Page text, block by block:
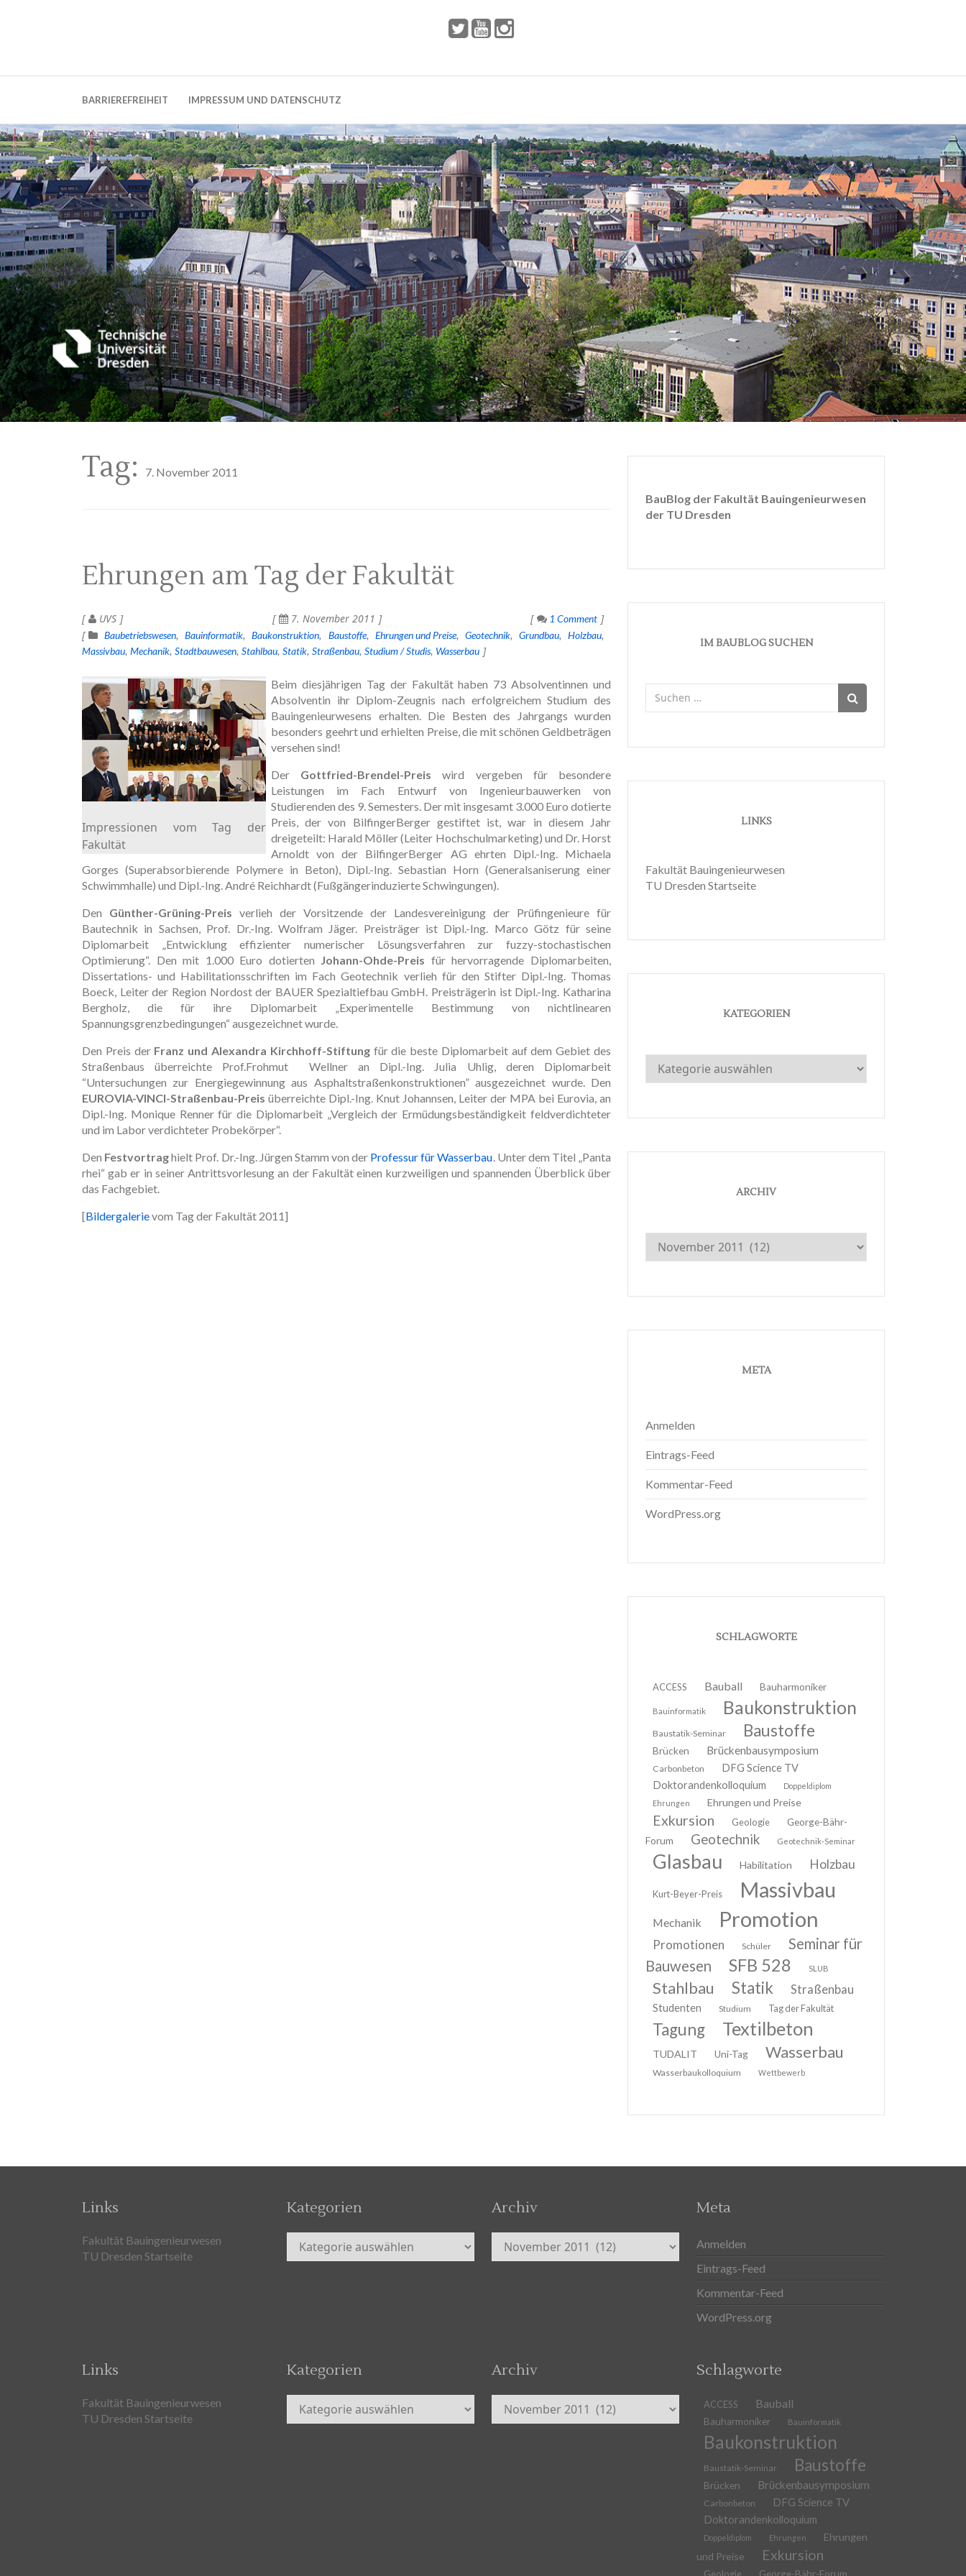
BARRIEREFREIHEIT IMPRESSUM UND DATENSCHUTZ
Tag: 7. November 2011
Ehrungen am Tag der Fakultät
UVS 7. November 2011
1 Comment
Baubetriebswesen
Bauinformatik Baukonstruktion Baustoffe Ehrungen und Preise Geotechnik Grundbau
Holzbau
Massivbau Mechanik Stadtbauwesen Stahlbau Statik Straßenbau Studium / Studis Wasserbau
Impressionen vom Tag der
Fakultät
Beim diesjährigen Tag der Fakultät haben 73 Absolventinnen und
Absolventin ihr Diplom-Zeugnis nach erfolgreichem Studium des
Bauingenieurwesens erhalten. Die Besten des Jahrgangs wurden
besonders geehrt und erhielten Preise, die mit schönen Geldbeträgen
versehen sind!
Der Gottfried-Brendel-Preis wird vergeben für besondere
Leistungen im Fach Entwurf von Ingenieurbauwerken von
Studierenden des 9. Semesters. Der mit insgesamt 3.000 Euro dotierte
Preis, der von BilfingerBerger gestiftet ist, war in diesem Jahr
dreigeteilt: Harald Möller (Leiter Hochschulmarketing) und Dr. Horst
Arnoldt von der BilfingerBerger AG ehrten Dipl.-Ing. Michaela
Gorges (Superabsorbierende Polymere in Beton), Dipl.-Ing. Sebastian Horn (Generalsaniserung einer
Schwimmhalle) und Dipl.-Ing. André Reichhardt (Fußgängerinduzierte Schwingungen).
Den Günther-Grüning-Preis verlieh der Vorsitzende der Landesvereinigung der Prüfingenieure für
Bautechnik in Sachsen, Prof. Dr.-Ing. Wolfram Jäger. Preisträger ist Dipl.-Ing. Marco Götz für seine
Diplomarbeit „Entwicklung effizienter numerischer Lösungsverfahren zur fuzzy-stochastischen
Optimierung“. Den mit 1.000 Euro dotierten
Johann-Ohde-Preis für hervorragende Diplomarbeiten,
Dissertations- und Habilitationsschriften im Fach Geotechnik verlieh für den Stifter Dipl.-Ing. Thomas
Boeck, Leiter der Region Nordost der BAUER Spezialtiefbau GmbH. Preisträgerin ist Dipl.-Ing. Katharina
Bergholz, die für ihre Diplomarbeit „Experimentelle Bestimmung von nichtlinearen
Spannungsgrenzbedingungen“ ausgezeichnet wurde.
Den Preis der Franz und Alexandra Kirchhoff-Stiftungfür die beste Diplomarbeit auf dem Gebiet des
Straßenbaus überreichte Prof.Frohmut Wellner an Dipl.-Ing. Julia Uhlig, deren Diplomarbeit
“Untersuchungen zur Energiegewinnung aus Asphaltstraßenkonstruktionen” ausgezeichnet wurde. Den
EUROVIA-VINCI-Straßenbau-Preis überreichte Dipl.-Ing. Knut Johannsen, Leiter der MPA bei Eurovia, an
Dipl.-Ing. Monique Renner für die Diplomarbeit „Vergleich der Ermüdungsbeständigkeit feldverdichteter
und im Labor verdichteter Probekörper“.
Den Festvortraghielt Prof. Dr.-Ing. Jürgen Stamm von der Professur für Wasserbau . Unter dem Titel „Panta
rhei“ gab er in seiner Antrittsvorlesung an der Fakultät einen kurzweiligen und spannenden Überblick über
das Fachgebiet.
[Bildergalerievom Tag der Fakultät 2011]
BauBlog der Fakultät Bauingenieurwesen
der TU Dresden
IM BAUBLOG SUCHEN
nach:
LINKS
Fakultät Bauingenieurwesen
TU Dresden Startseite
KATEGORIEN
Kategorien
ARCHIV
Archiv
META
Anmelden
Eintrags-Feed
Kommentar-Feed
WordPress.org
SCHLAGWORTE
ACCESS Bauball Bauharmoniker
Bauinformatik Baukonstruktion
Baustatik-Seminar Baustoffe
Brücken Brückenbausymposium
Carbonbeton
DFG Science TV
Doktorandenkolloquium
Doppeldiplom
Ehrungen
Ehrungen und Preise
Exkursion Geologie
George-Bähr-
Forum
Geotechnik Geotechnik-Seminar
Glasbau Habilitation Holzbau
Kurt-Beyer-Preis Massivbau
Mechanik Promotion
Promotionen Schüler
Seminar für
Bauwesen
SFB 528 SLUB
Stahlbau Statik Straßenbau
Studenten Studium Tag der Fakultät
Tagung Textilbeton
TUDALIT Uni-Tag Wasserbau
Wasserbaukolloquium Wettbewerb
Links
Fakultät Bauingenieurwesen
TU Dresden Startseite
Kategorien
Kategorien
Archiv
Archiv
Meta
Anmelden
Eintrags-Feed
Kommentar-Feed
WordPress.org
Links
Fakultät Bauingenieurwesen
TU Dresden Startseite
Kategorien
Kategorien
Archiv
Archiv
Schlagworte
ACCESS Bauball
Bauharmoniker Bauinformatik
Baukonstruktion
Baustatik-Seminar Baustoffe
Brücken Brückenbausymposium
Carbonbeton
DFG Science TV
Doktorandenkolloquium
Doppeldiplom Ehrungen
Ehrungen
und Preise
Exkursion
Geologie George-Bähr-Forum